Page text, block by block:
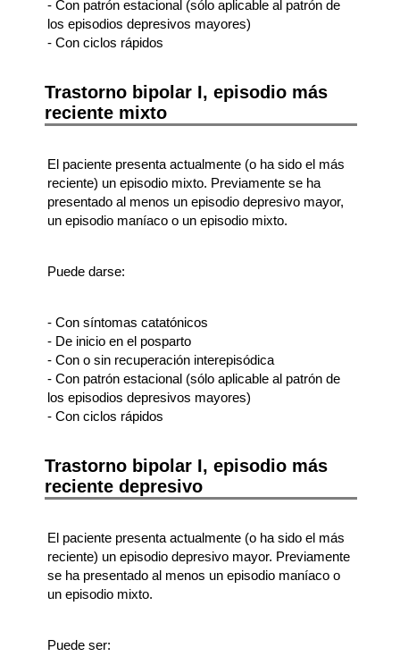
- Con patrón estacional (sólo aplicable al patrón de
los episodios depresivos mayores)
- Con ciclos rápidos
Trastorno bipolar I, episodio más
reciente mixto
El paciente presenta actualmente (o ha sido el más
reciente) un episodio mixto. Previamente se ha
presentado al menos un episodio depresivo mayor,
un episodio maníaco o un episodio mixto.
Puede darse:
- Con síntomas catatónicos
- De inicio en el posparto
- Con o sin recuperación interepisódica
- Con patrón estacional (sólo aplicable al patrón de
los episodios depresivos mayores)
- Con ciclos rápidos
Trastorno bipolar I, episodio más
reciente depresivo
El paciente presenta actualmente (o ha sido el más
reciente) un episodio depresivo mayor. Previamente
se ha presentado al menos un episodio maníaco o
un episodio mixto.
Puede ser: